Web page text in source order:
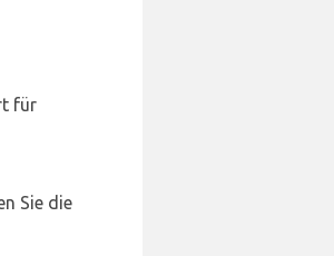
für
Sie die